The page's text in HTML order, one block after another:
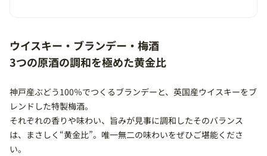
ウイスキー・ブランデー・梅酒
3つの原酒の調和を極めた黄金比
神戸産ぶどう100％でつくるブランデーと、英国産ウイスキーをブ
レンドした特製梅酒。
それぞれの香りや味わい、旨みが見事に調和したそのバランス
は、まさしく“黄金比”。唯一無二の味わいをぜひご堪能くださ
い。